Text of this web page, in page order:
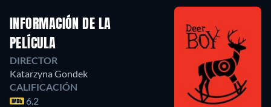
INFORMACIÓN DE LA
PELÍCULA
DIRECTOR
Katarzyna Gondek
CALIFICACIÓN
6.2